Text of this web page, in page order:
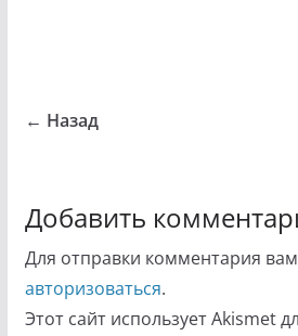
← Назад
Добавить
Для отправки комментария
авторизоваться.
Этот сайт использует Akismet